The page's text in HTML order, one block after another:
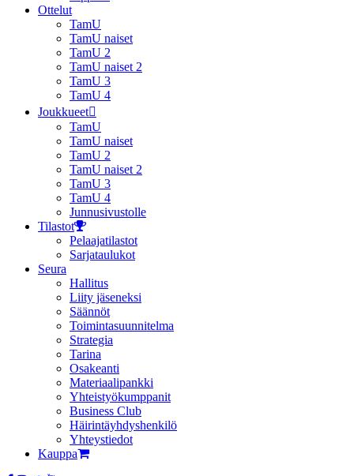
Ottelut
TamU
TamU naiset
TamU 2
TamU naiset 2
TamU 3
TamU 4
Joukkueet
TamU
TamU naiset
TamU 2
TamU naiset 2
TamU 3
TamU 4
Junnusivustolle
Tilastot
Pelaajatilastot
Sarjataulukot
Seura
Hallitus
Liity jäseneksi
Säännöt
Toimintasuunnitelma
Strategia
Tarina
Osakeanti
Materiaalipankki
Yhteistyö­kumppanit
Business Club
Häirintä­yhdyshenkilö
Yhteystiedot
Kauppa